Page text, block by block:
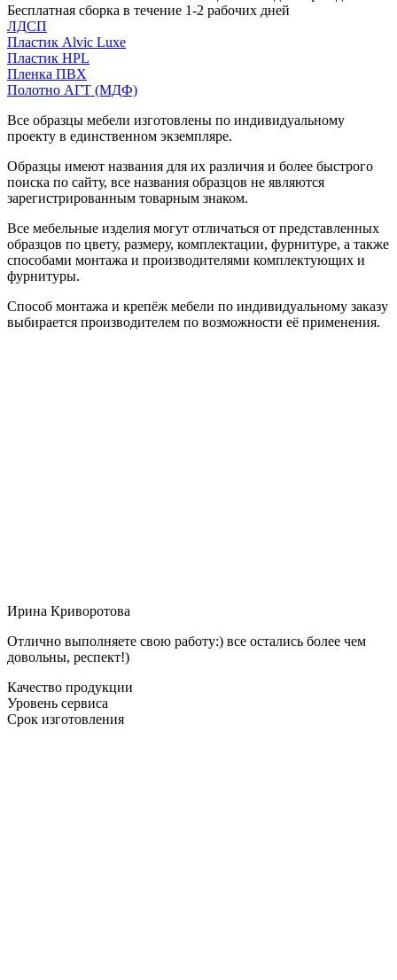
Бесплатная сборка в течение 1-2 рабочих дней
ЛДСП
Пластик Alvic Luxe
Пластик HPL
Пленка ПВХ
Полотно АГТ (МДФ)
Все образцы мебели изготовлены по индивидуальному
проекту в единственном экземпляре.
Образцы имеют названия для их различия и более быстрого
поиска по сайту, все названия образцов не являются
зарегистрированным товарным знаком.
Все мебельные изделия могут отличаться от представленных
образцов по цвету, размеру, комплектации, фурнитуре, а также
способами монтажа и производителями комплектующих и
фурнитуры.
Способ монтажа и крепёж мебели по индивидуальному заказу
выбирается производителем по возможности её применения.
Ирина Криворотова
Отлично выполняете свою работу:) все остались более чем
довольны, респект!)
Качество продукции
Уровень сервиса
Срок изготовления